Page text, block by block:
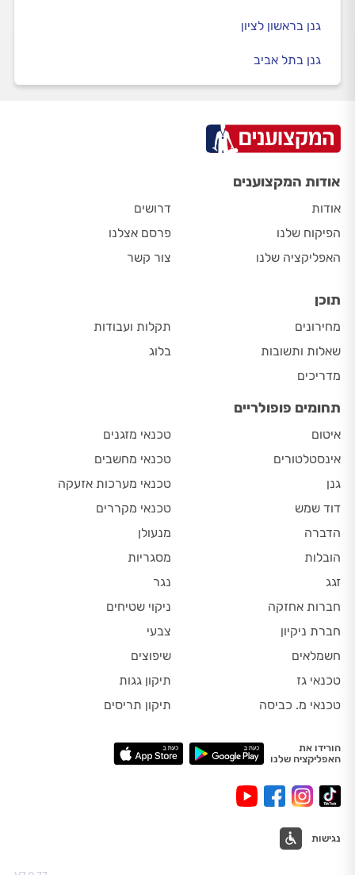
גנן בראשון לציון
גנן בתל אביב
אודות המקצוענים
אודות
הפיקוח שלנו
האפליקציה שלנו
דרושים
פרסם אצלנו
צור קשר
תוכן
מחירונים
שאלות ותשובות
מדריכים
תקלות ועבודות
בלוג
תחומים פופולריים
איטום
אינסטלטורים
גנן
דוד שמש
הדברה
הובלות
זגג
חברות אחזקה
חברת ניקיון
חשמלאים
טכנאי גז
טכנאי מ. כביסה
טכנאי מזגנים
טכנאי מחשבים
טכנאי מערכות אזעקה
טכנאי מקררים
מנעולן
מסגריות
נגר
ניקוי שטיחים
צבעי
שיפוצים
תיקון גגות
תיקון תריסים
הורידו את
האפליקציה שלנו
נגישות